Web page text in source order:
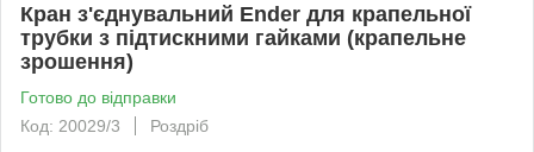
Кран з'єднувальний Ender для крапельної
трубки з підтискними гайками (крапельне
зрошення)
Готово до відправки
Код: 20029/3
Роздріб